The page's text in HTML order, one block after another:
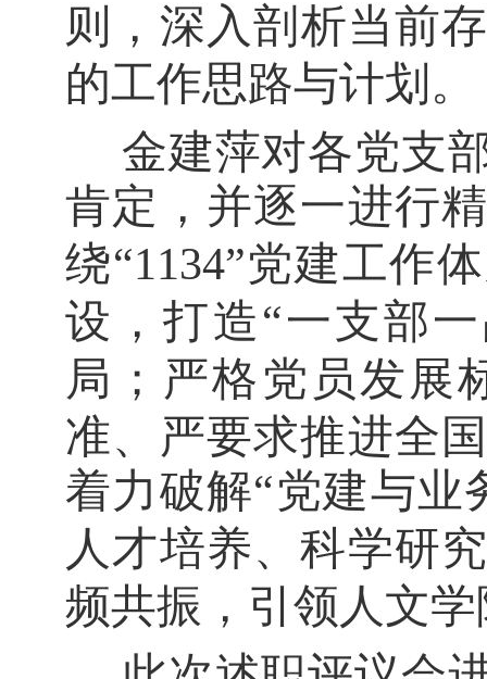
则
，深入剖析当前
的工作思路与计划。
金建萍对各党支
肯定 ， 并逐一进行
绕“1134”党建工作
设 ，打造“一支部
局 ； 严格党员发展
准、严要求推进全
着力破解“党建与业
人才培养、科学研
频共振，引领人文